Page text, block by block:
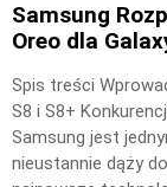
Samsung
Oreo dla
Spis treści
S8 i S8+
Samsung jest
nieustannie dąży